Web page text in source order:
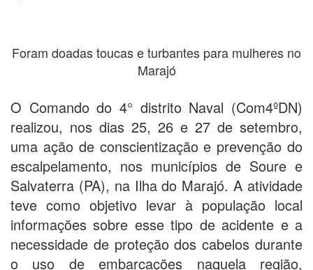
Foram doadas toucas e turbantes para mulheres no
Marajó
O Comando do 4° distrito Naval (Com4ºDN)
realizou, nos dias 25, 26 e 27 de setembro,
uma ação de conscientização e prevenção do
escalpelamento, nos municípios de Soure e
Salvaterra (PA), na Ilha do Marajó. A atividade
teve como objetivo levar à população local
informações sobre esse tipo de acidente e a
necessidade de proteção dos cabelos durante
o uso de embarcações naquela região,